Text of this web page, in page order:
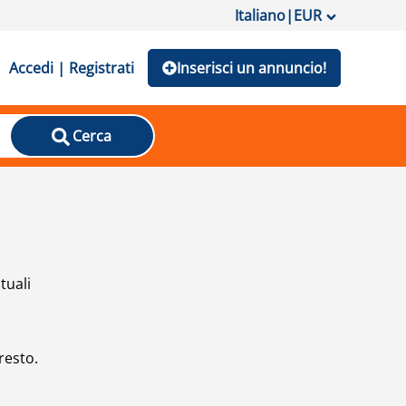
Italiano|EUR
Accedi | Registrati Inserisci un annuncio!
Cerca